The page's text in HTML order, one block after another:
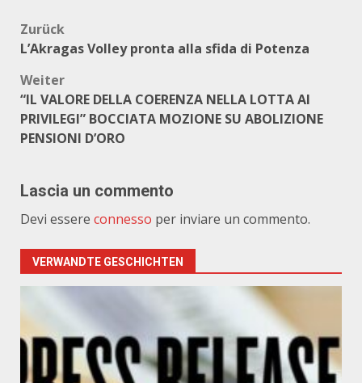
Beitragsnavigation
Zurück
L’Akragas Volley pronta alla sfida di Potenza
Weiter
“IL VALORE DELLA COERENZA NELLA LOTTA AI
PRIVILEGI” BOCCIATA MOZIONE SU ABOLIZIONE
PENSIONI D’ORO
Lascia un commento
Devi essere connesso per inviare un commento.
VERWANDTE GESCHICHTEN